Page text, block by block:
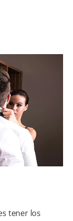
PROMOCIONES
SUSCRÍBASE
tener los